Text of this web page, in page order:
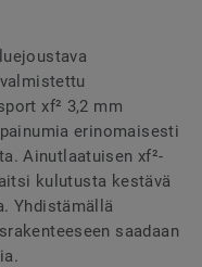
xf² 3,2 mm
erinomaisesti
Ainutlaatuisen xf²-
kulutusta kestävä
Yhdistämällä
saadaan